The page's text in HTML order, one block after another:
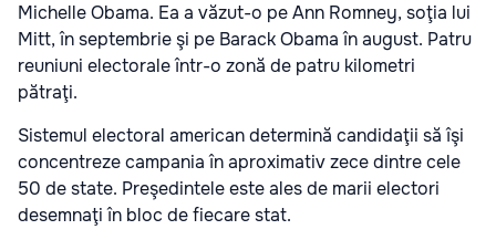
Michelle Obama. Ea a văzut-o pe Ann Romney, soţia lui
Mitt, în septembrie şi pe Barack Obama în august. Patru
reuniuni electorale într-o zonă de patru kilometri
pătraţi.
Sistemul electoral american determină candidaţii să îşi
concentreze campania în aproximativ zece dintre cele
50 de state. Preşedintele este ales de marii electori
desemnaţi în bloc de fiecare stat.